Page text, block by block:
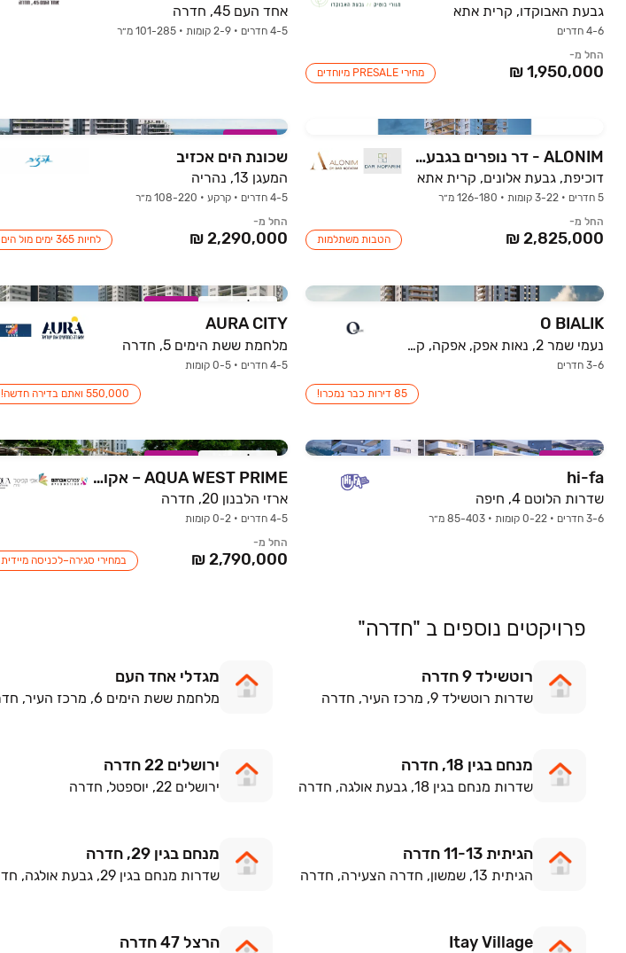
גבעת האבוקדו, קרית אתא
4-6 חדרים
החל מ-
מחירי PRESALE מיוחדים
אחד העם 45, חדרה
4-5 חדרים • 2-9 קומות • 101-285 מ״ר
ALONIM - דר נופרים בגבעת אלונים
דוכיפת, גבעת אלונים, קרית אתא
5 חדרים • 3-22 קומות • 126-180 מ״ר
החל מ-
הטבות משתלמות
במבצע
שכונת הים אכזיב
המעגן 13, נהריה
4-5 חדרים • קרקע • 108-220 מ״ר
החל מ-
לחיות 365 ימים מול הים
O BIALIK
נעמי שמר 2, נאות אפק, אפקה, קרית ביאליק
3-6 חדרים
85 דירות כבר נמכרו!
אכלוס קרוב במבצע
AURA CITY
מלחמת ששת הימים 5, חדרה
4-5 חדרים • 0-5 קומות
550,000 ואתם בדירה חדשה!
במבצע
hi-fa
שדרות הלוטם 4, חיפה
3-6 חדרים • 0-22 קומות • 85-403 מ״ר
אכלוס קרוב במבצע
AQUA WEST PRIME – אקווה ווסט פריים
ארזי הלבנון 20, חדרה
4-5 חדרים • 0-2 קומות
החל מ-
במחירי סגירה–לכניסה מיידית
פרויקטים נוספים ב "חדרה"
רוטשילד 9 חדרה
שדרות רוטשילד 9, מרכז העיר, חדרה
מגדלי אחד העם
מלחמת ששת הימים 6, מרכז העיר, חדרה
מנחם בגין 18, חדרה
שדרות מנחם בגין 18, גבעת אולגה, חדרה
ירושלים 22 חדרה
ירושלים 22, יוספטל, חדרה
הגיתית 11-13 חדרה
הגיתית 13, שמשון, חדרה הצעירה, חדרה
מנחם בגין 29, חדרה
שדרות מנחם בגין 29, גבעת אולגה, חדרה
Itay Village הרצל 47 חדרה